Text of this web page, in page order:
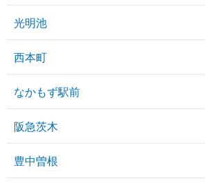
光明池
西本町
なかもず駅前
阪急茨木
豊中曽根